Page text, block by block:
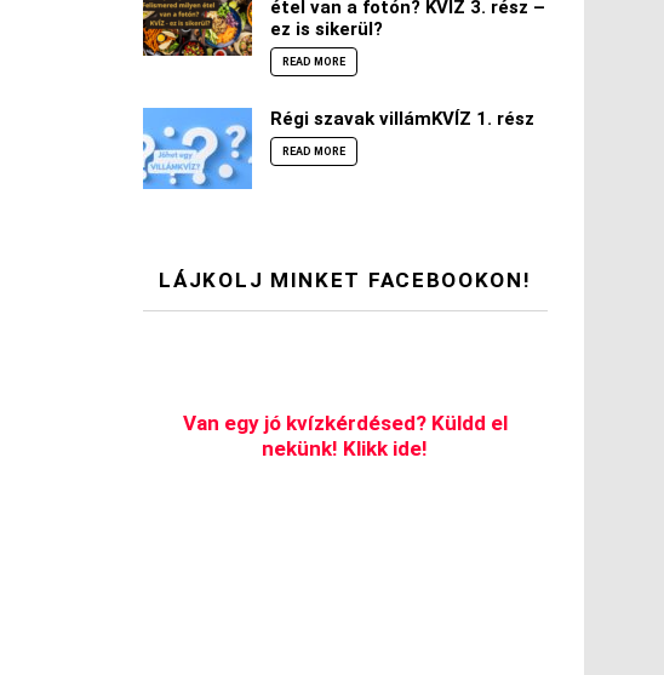
étel van a fotón? KVÍZ 3. rész –
ez is sikerül?
READ MORE
Régi szavak villámKVÍZ 1. rész
READ MORE
LÁJKOLJ MINKET FACEBOOKON!
Van egy jó kvízkérdésed? Küldd el
nekünk! Klikk ide!